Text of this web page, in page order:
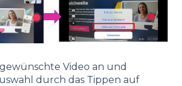
Video an und
durch das Tippen auf